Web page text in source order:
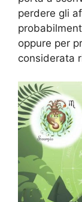
perdere gli
oppure per
considerata